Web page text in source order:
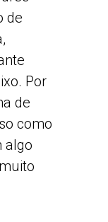
de
Por
de
como
algo